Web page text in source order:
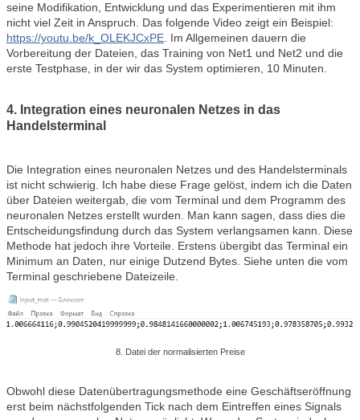
seine Modifikation, Entwicklung und das Experimentieren mit ihm
nicht viel Zeit in Anspruch. Das folgende Video zeigt ein Beispiel:
https://youtu.be/k_OLEKJCxPE. Im Allgemeinen dauern die
Vorbereitung der Dateien, das Training von Net1 und Net2 und die
erste Testphase, in der wir das System optimieren, 10 Minuten.
4. Integration eines neuronalen Netzes in das
Handelsterminal
Die Integration eines neuronalen Netzes und des Handelsterminals
ist nicht schwierig. Ich habe diese Frage gelöst, indem ich die Daten
über Dateien weitergab, die vom Terminal und dem Programm des
neuronalen Netzes erstellt wurden. Man kann sagen, dass dies die
Entscheidungsfindung durch das System verlangsamen kann. Diese
Methode hat jedoch ihre Vorteile. Erstens übergibt das Terminal ein
Minimum an Daten, nur einige Dutzend Bytes. Siehe unten die vom
Terminal geschriebene Dateizeile.
8. Datei der normalisierten Preise
Obwohl diese Datenübertragungsmethode eine Geschäftseröffnung
erst beim nächstfolgenden Tick nach dem Eintreffen eines Signals